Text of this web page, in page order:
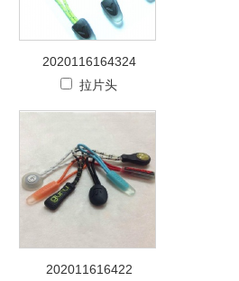
2020116164324
拉片头
202011616422